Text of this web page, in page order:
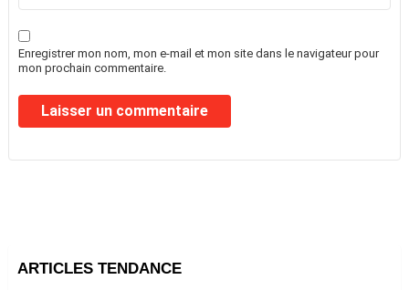
Enregistrer mon nom, mon e-mail et mon site dans le navigateur pour
mon prochain commentaire.
ARTICLES TENDANCE